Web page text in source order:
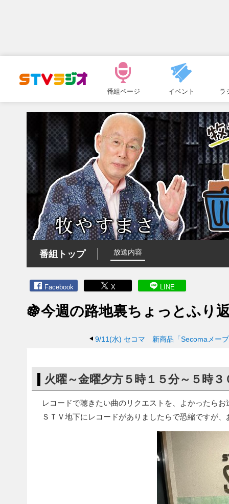
ュ
ー
番組ページ イベント ラ
番組トップ 放送内容
Facebook X LINE
🍇今週の路地裏ちょっとふり
9/11(水) セコマ 新商品「Secomaメー
火曜～金曜夕方５時１５分～５時
レコードで聴きたい曲のリクエストを、よかったらお
ＳＴＶ地下にレコードがありましたらで恐縮ですが